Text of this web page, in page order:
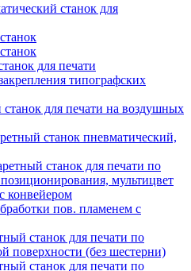
станок для
для печати
типографских
для печати на воздушных
станок пневматический,
станок для печати по
мультицвет
конвейером
пов. пламенем с
станок для печати по
поверхности (без шестерни)
станок для печати по